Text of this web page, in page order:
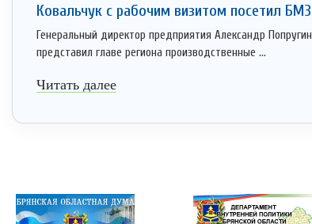
Ковальчук с рабочим визитом посетил БМЗ
Генеральный директор предприятия Александр Попругин
представил главе региона производственные ...
Читать далее